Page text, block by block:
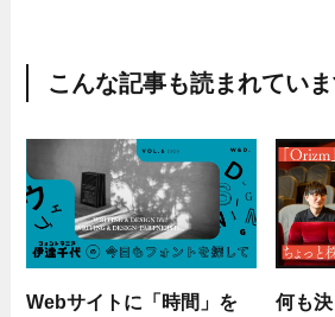
こんな記事も読まれてい
Webサイトに「時間」を
何も